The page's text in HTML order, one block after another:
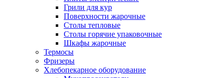
Грили для кур
Поверхности жарочные
Столы тепловые
Столы горячие упаковочные
Шкафы жарочные
Термосы
Фризеры
Хлебопекарное оборудование